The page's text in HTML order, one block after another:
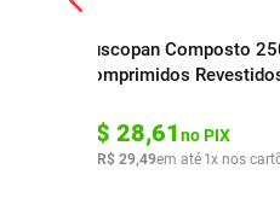
Buscopan Composto
Comprimidos
R$ 28,61no PIX
R$ 29,49em até 1x nos